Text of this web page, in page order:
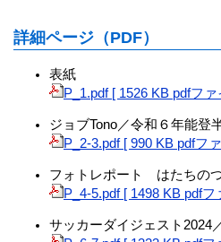
詳細ページ（PDF）
表紙
P_1.pdf [ 1526 KB pdfファ
ジョブTono／令和６年能登
P_2-3.pdf [ 990 KB pdfフ
フォトレポート はたちの
P_4-5.pdf [ 1498 KB pdfフ
サッカーダイジェスト2024